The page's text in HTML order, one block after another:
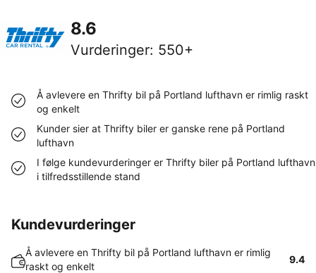
8.6
Vurderinger: 550+
Å avlevere en Thrifty bil på Portland lufthavn er rimlig raskt
og enkelt
Kunder sier at Thrifty biler er ganske rene på Portland
lufthavn
I følge kundevurderinger er Thrifty biler på Portland lufthavn
i tilfredsstillende stand
Kundevurderinger
Å avlevere en Thrifty bil på Portland lufthavn er rimlig
raskt og enkelt
9.4